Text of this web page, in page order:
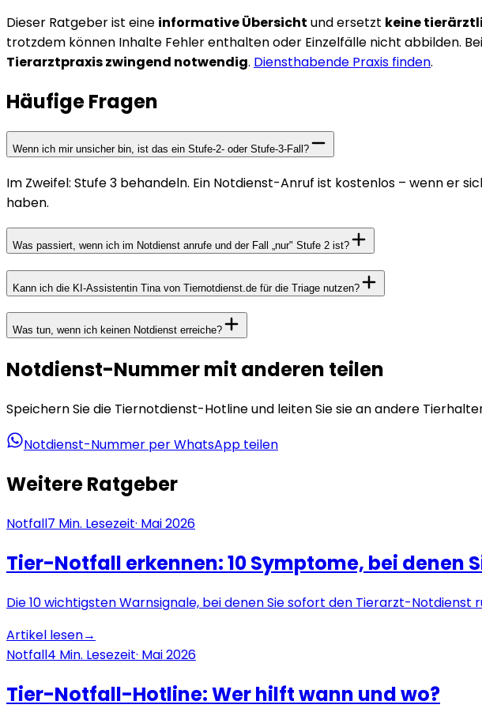
Dieser Ratgeber ist eine informative Übersicht und ersetzt keine
trotzdem können Inhalte Fehler enthalten oder Einzelfälle nicht abbilden.
Tierarztpraxis zwingend notwendig. Diensthabende Praxis finden.
Häufige Fragen
Wenn ich mir unsicher bin, ist das ein Stufe-2- oder Stufe-3-Fall?
Im Zweifel: Stufe 3 behandeln. Ein Notdienst-Anruf ist kostenlos – wenn er
haben.
Was passiert, wenn ich im Notdienst anrufe und der Fall „nur" Stufe 2 ist?
Kann ich die KI-Assistentin Tina von Tiernotdienst.de für die Triage nutzen?
Was tun, wenn ich keinen Notdienst erreiche?
Notdienst-Nummer mit anderen teilen
Speichern Sie die Tiernotdienst-Hotline und leiten Sie sie an andere
Notdienst-Nummer per WhatsApp teilen
Weitere Ratgeber
Notfall7 Min. Lesezeit· Mai 2026
Tier-Notfall erkennen: 10 Symptome, bei denen
Die 10 wichtigsten Warnsignale, bei denen Sie sofort den Tierarzt-
Artikel lesen→
Notfall4 Min. Lesezeit· Mai 2026
Tier-Notfall-Hotline: Wer hilft wann und wo?